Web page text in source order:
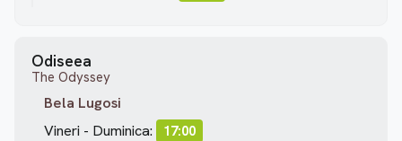
Odiseea
The Odyssey
Bela Lugosi
Vineri - Duminica:
17:00